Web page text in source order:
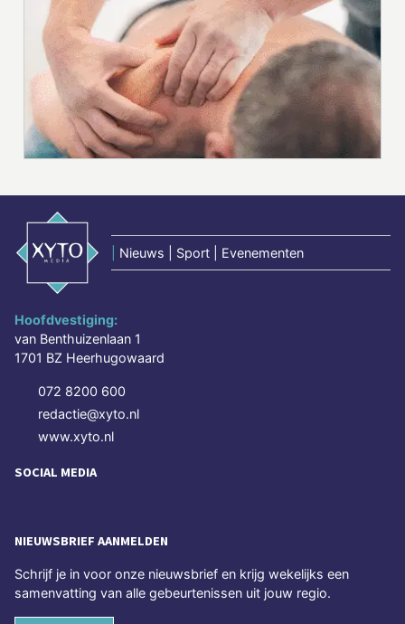
Nieuws | Sport | Evenementen
Hoofdvestiging:
van Benthuizenlaan 1
1701 BZ Heerhugowaard
072 8200 600
redactie@xyto.nl
www.xyto.nl
SOCIAL MEDIA
NIEUWSBRIEF AANMELDEN
Schrijf je in voor onze nieuwsbrief en krijg wekelijks een
samenvatting van alle gebeurtenissen uit jouw regio.